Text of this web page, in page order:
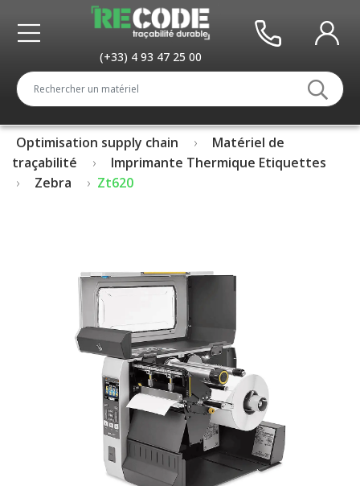
(+33) 4 93 47 25 00
Optimisation supply chain
Matériel de
traçabilité
Imprimante Thermique Etiquettes
Zebra
Zt620